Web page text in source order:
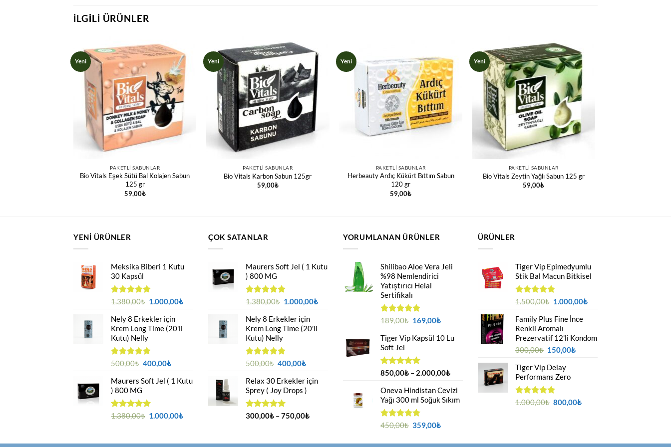
İLGILI ÜRÜNLER
Yeni
PAKETLI SABUNLAR
Bio Vitals Eşek Sütü Bal Kolajen Sabun
125 gr
59,00₺
Yeni
PAKETLI SABUNLAR
Bio Vitals Karbon Sabun 125gr
59,00₺
Yeni
PAKETLI SABUNLAR
Herbeauty Ardıç Kükürt Bıttım Sabun
120 gr
59,00₺
Yeni
PAKETLI SABUNLAR
Bio Vitals Zeytin Yağlı Sabun 125 gr
59,00₺
YENI ÜRÜNLER
Meksika Biberi 1 Kutu
30 Kapsül
5 üzerinden
aldı
1.380,00₺ Orijinal
1.380,00₺.
1.000,00₺Şu
Nely 8 Erkekler için
Krem Long Time (20'li
Kutu) Nelly
5 üzerinden
aldı
500,00₺ Orijinal
500,00₺.
400,00₺Şu
fiyat:
Maurers Soft Jel ( 1 Kutu
) 800 MG
5 üzerinden
1.380,00₺ Orijinal
1.000,00₺Şu
1.000,00₺.
ÇOK SATANLAR
Maurers Soft Jel ( 1 Kutu
) 800 MG
5 üzerinden
aldı
1.380,00₺ Orijinal
1.380,00₺.
1.000,00₺Şu
Nely 8 Erkekler için
Krem Long Time (20'li
Kutu) Nelly
5 üzerinden
aldı
500,00₺ Orijinal
500,00₺.
400,00₺Şu
fiyat:
400,00₺.
Relax 30 Erkekler için
Sprey ( Joy Drops )
5 üzerinden
300,00₺ –750,00₺Fiyat
-
YORUMLANAN ÜRÜNLER
Shilibao Aloe Vera Jeli
%98 Nemlendirici
Yatıştırıcı Helal
Sertifikalı
5 üzerinden
aldı
189,00₺ Orijinal
189,00₺.
169,00₺Şu
fiyat:
Tiger Vip Kapsül 10 Lu
Soft Jel
5 üzerinden
aldı
850,00₺ – 2.000,00₺Fiyat
850,00₺
-
Oneva Hindistan Cevizi
Yağı 300 ml Soğuk Sıkım
5 üzerinden
450,00₺ Orijinal
450,00₺.
359,00₺Şu
fiyat:
ÜRÜNLER
Tiger Vip Epimedyumlu
Stik Bal Macun Bitkisel
5
4.75oy
aldı
1.500,00₺ Orijinal
1.500,00₺.
1.000,00₺Şu
Family Plus Fine İnce
Renkli Aromalı
Prezervatif 12'li Kondom
300,00₺ Orijinal
300,00₺.
150,00₺Şu
Tiger Vip Delay
Performans Zero
5 üzerinden
1.000,00₺ Orijinal
800,00₺Şu